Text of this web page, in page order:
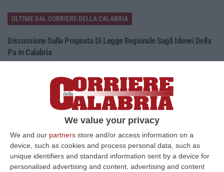
We value your privacy
We and our partners store and/or access information on a
device, such as cookies and process personal data, such as
unique identifiers and standard information sent by a device for
personalised advertising and content, advertising and content
ULTIME DAL CORRIERE DELLA CALABRIA
Discussione Sulla Proposta Di Legge Regionale Sugli Idonei Della
Pa In Calabria
Regione Calabria siamo tra i potenziali beneficiari della proposta d…
07 Agosto, 22:35
Basilica Dell’Immacolata Concezione Di Catanzaro, Ferro:
«finanziamento Da 800 Milioni Di Euro»
“CATANZARO «Con un importante finanziamento di 800 mila euro, si potrà
dare avvio agli attesi lavori di ristrutturazione della Basilica dell…
07 Agosto, 22:02